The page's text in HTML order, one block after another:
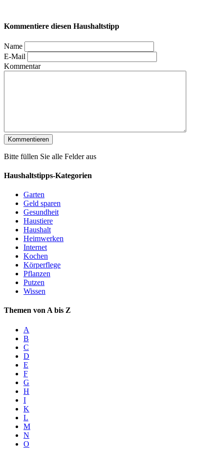
Kommentiere diesen Haushaltstipp
Name
E-Mail
Kommentar
Bitte füllen Sie alle Felder aus
Haushaltstipps-Kategorien
Garten
Geld sparen
Gesundheit
Haustiere
Haushalt
Heimwerken
Internet
Kochen
Körperflege
Pflanzen
Putzen
Wissen
Themen von A bis Z
A
B
C
D
E
F
G
H
I
K
L
M
N
O